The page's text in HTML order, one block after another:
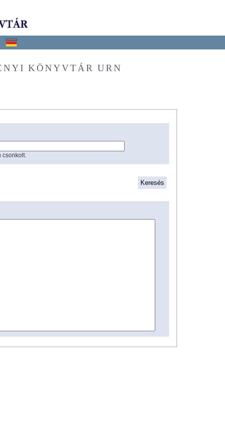
KÖNYVTÁR URN
csonkolt.